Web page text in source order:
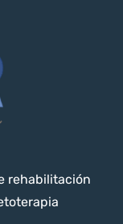
rehabilitación